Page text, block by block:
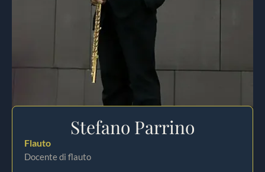
Stefano Parrino
Flauto
Docente di flauto